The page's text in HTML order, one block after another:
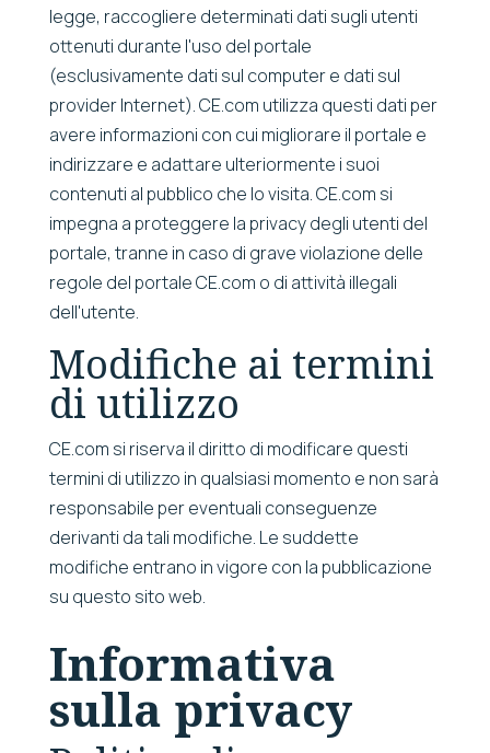
legge, raccogliere determinati dati sugli utenti
ottenuti durante l'uso del portale
(esclusivamente dati sul computer e dati sul
provider Internet). CE.com utilizza questi dati per
avere informazioni con cui migliorare il portale e
indirizzare e adattare ulteriormente i suoi
contenuti al pubblico che lo visita. CE.com si
impegna a proteggere la privacy degli utenti del
portale, tranne in caso di grave violazione delle
regole del portale CE.com o di attività illegali
dell'utente.
Modifiche ai termini
di utilizzo
CE.com si riserva il diritto di modificare questi
termini di utilizzo in qualsiasi momento e non sarà
responsabile per eventuali conseguenze
derivanti da tali modifiche. Le suddette
modifiche entrano in vigore con la pubblicazione
su questo sito web.
Informativa
sulla privacy